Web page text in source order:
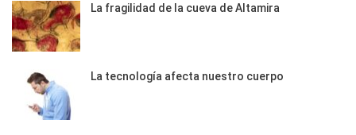
La fragilidad de la cueva de Altamira
La tecnología afecta nuestro cuerpo